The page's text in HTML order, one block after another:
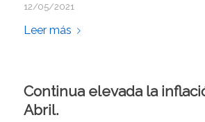
12/05/2021
Leer más
Continua elevada la
Abril.